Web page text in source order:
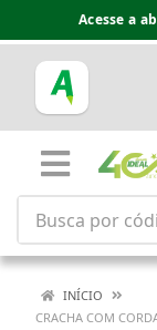
Acesse a
INÍCIO
CRACHA COM